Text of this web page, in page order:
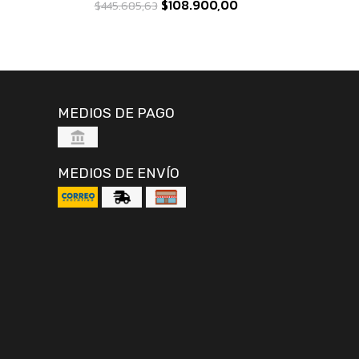
$445.685,63$108.900,00
MEDIOS DE PAGO
MEDIOS DE ENVÍO